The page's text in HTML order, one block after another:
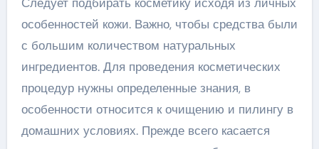
особенностей кожи. Важно, чтобы средства были
с большим количеством натуральных
ингредиентов. Для проведения косметических
процедур нужны определенные знания, в
особенности относится к очищению и пилингу в
домашних условиях. Прежде всего касается